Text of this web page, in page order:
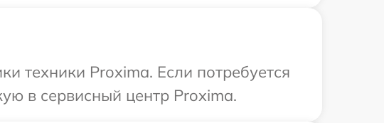
техники Proxima. Если потребуется
в сервисный центр Proxima.